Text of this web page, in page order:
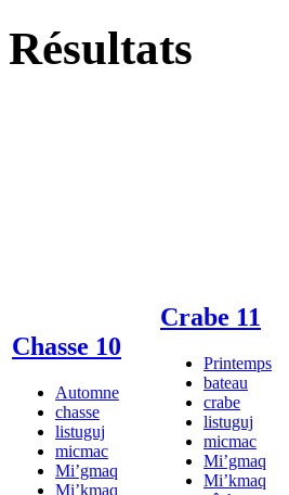
Résultats
Chasse 10
Automne
chasse
listuguj
micmac
Mi’gmaq
Mi’kmaq
Crabe 11
Printemps
bateau
crabe
listuguj
micmac
Mi’gmaq
Mi’kmaq